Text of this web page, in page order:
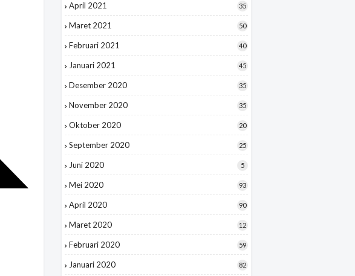
April 2021 35
Maret 2021 50
Februari 2021 40
Januari 2021 45
Desember 2020 35
November 2020 35
Oktober 2020 20
September 2020 25
Juni 2020 5
Mei 2020 93
April 2020 90
Maret 2020 12
Februari 2020 59
Januari 2020 82